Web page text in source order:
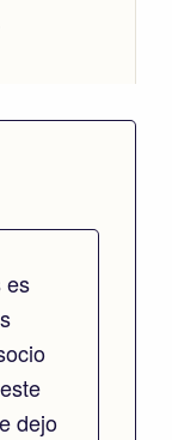
es
dejo